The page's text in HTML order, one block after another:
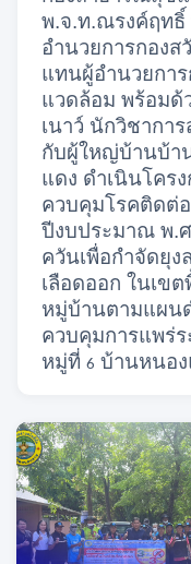
พ.จ.ท.ณรงค์ฤท
อำนวยการกองส
แทนผู้อำนวยกา
แวดล้อม พร้อมด้
เนาว์ นักวิชากา
กับผู้ใหญ่บ้านบ้า
แดง ดำเนินโคร
ควบคุมโรคติดต่
ปีงบประมาณ พ.
ควันเพื่อกำจัดยุง
เลือดออก ในเข
หมู่บ้านตามแผน
ควบคุมการแพร่
หมู่ที่ 6 บ้านหนอง